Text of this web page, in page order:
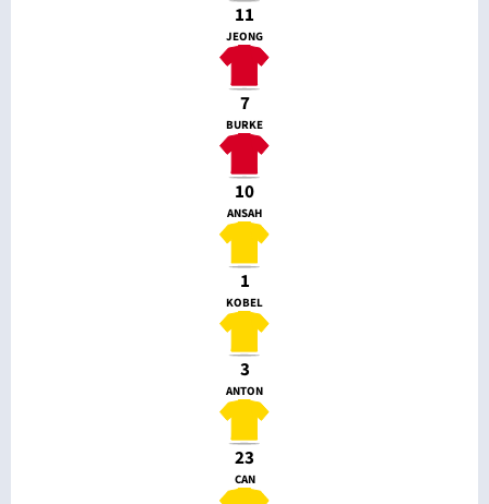
11
JEONG
7
BURKE
10
ANSAH
1
KOBEL
3
ANTON
23
CAN